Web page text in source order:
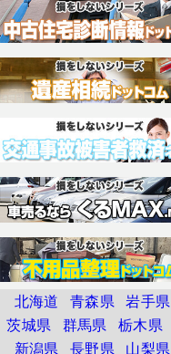
北海道 青森県 岩手県
茨城県 群馬県 栃木県
新潟県 長野県 山梨県